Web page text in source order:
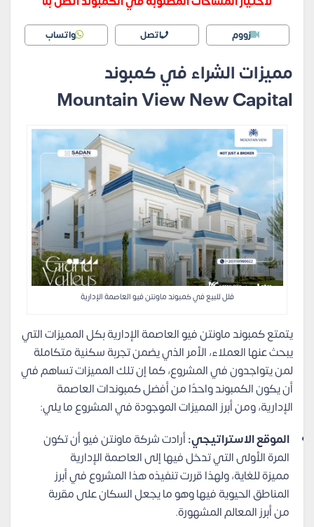
زووم اتصل واتساب
مميزات الشراء في كمبوند
Mountain View New Capital
فلل للبيع في كمبوند ماونتن فيو العاصمة الإدارية
يتمتع كمبوند ماونتن فيو العاصمة الإدارية بكل المميزات التي
يبحث عنها العملاء، الأمر الذي يضمن تجربة سكنية متكاملة
لمن يتواجدون في المشروع، كما إن تلك المميزات تساهم في
أن يكون الكمبوند واحدًا من أفضل كمبوندات العاصمة
الإدارية، ومن أبرز المميزات الموجودة في المشروع ما يلي:
الموقع الاستراتيجي:أرادت شركة ماونتن فيو أن تكون
المرة الأولى التي تدخل فيها إلى العاصمة الإدارية
مميزة للغاية، ولهذا قررت تنفيذه هذا المشروع في أبرز
المناطق الحيوية فيها وهو ما يجعل السكان على مقربة
من أبرز المعالم المشهورة.